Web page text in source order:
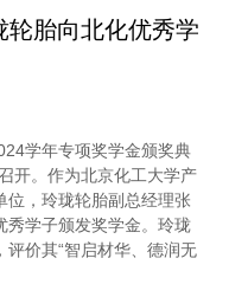
轮胎向北化优秀学
学年专项奖学金颁奖典
开。作为北京化工大学产
位，玲珑轮胎副总经理张
秀学子颁发奖学金。玲珑
价其“智启材华、德润无